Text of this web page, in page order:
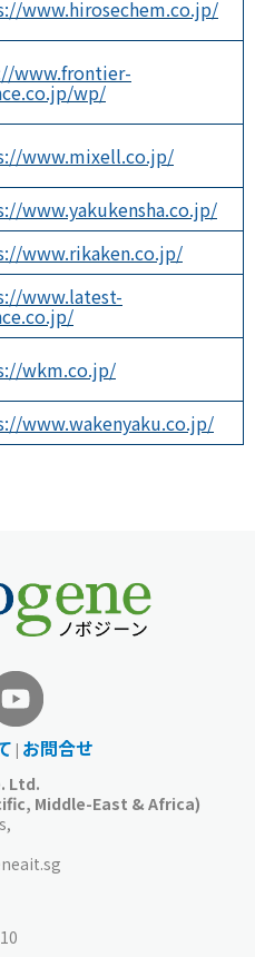
www.hirosechem.co.jp/
www.frontier-
wp/
www.mixell.co.jp/
www.yakukensha.co.jp/
www.rikaken.co.jp/
www.latest-
wkm.co.jp/
www.wakenyaku.co.jp/
| お問合せ
Ltd.
Middle-East & Africa)